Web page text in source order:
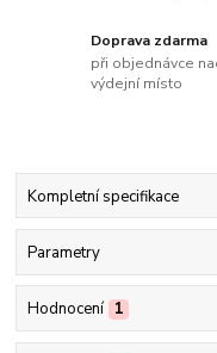
Doprava zdarma
při objednávce
výdejní místo
Kompletní specifikace
Parametry
Hodnocení 1